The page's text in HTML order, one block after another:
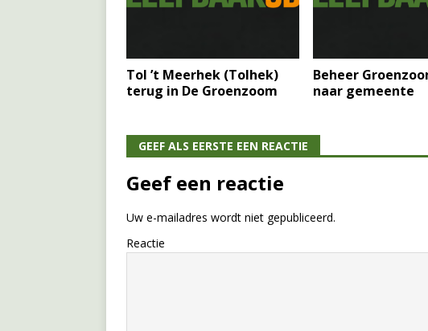
Tol ’t Meerhek (Tolhek)
terug in De Groenzoom
Beheer
naar gemeente
GEEF ALS EERSTE EEN REACTIE
Geef een reactie
Uw e-mailadres wordt niet gepubliceerd.
Reactie